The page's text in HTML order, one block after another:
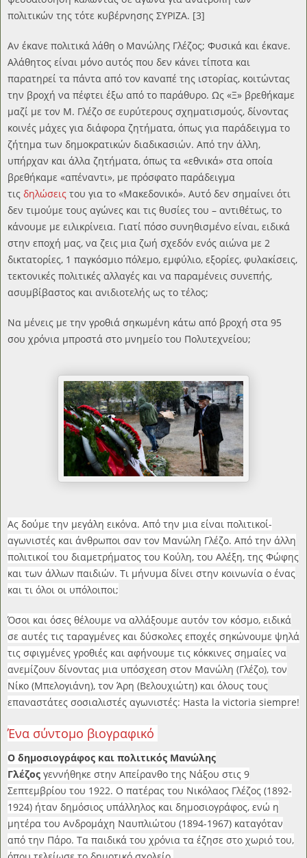
πολιτικών της τότε κυβέρνησης ΣΥΡΙΖΑ. [3]
Αν έκανε πολιτικά λάθη ο Μανώλης Γλέζος; Φυσικά και έκανε.
Αλάθητος είναι μόνο αυτός που δεν κάνει τίποτα και
παρατηρεί τα πάντα από τον καναπέ της ιστορίας, κοιτώντας
την βροχή να πέφτει έξω από το παράθυρο. Ως «Ξ» βρεθήκαμε
μαζί με τον Μ. Γλέζο σε ευρύτερους σχηματισμούς, δίνοντας
κοινές μάχες για διάφορα ζητήματα, όπως για παράδειγμα το
ζήτημα των δημοκρατικών διαδικασιών. Από την άλλη,
υπήρχαν και άλλα ζητήματα, όπως τα «εθνικά» στα οποία
βρεθήκαμε «απέναντι», με πρόσφατο παράδειγμα
τις δηλώσεις του για το «Μακεδονικό». Αυτό δεν σημαίνει ότι
δεν τιμούμε τους αγώνες και τις θυσίες του – αντιθέτως, το
κάνουμε με ειλικρίνεια. Γιατί πόσο συνηθισμένο είναι, ειδικά
στην εποχή μας, να ζεις μια ζωή σχεδόν ενός αιώνα με 2
δικτατορίες, 1 παγκόσμιο πόλεμο, εμφύλιο, εξορίες, φυλακίσεις,
τεκτονικές πολιτικές αλλαγές και να παραμένεις συνεπής,
ασυμβίβαστος και ανιδιοτελής ως το τέλος;
Να μένεις με την γροθιά σηκωμένη κάτω από βροχή στα 95
σου χρόνια μπροστά στο μνημείο του Πολυτεχνείου;
Ας δούμε την μεγάλη εικόνα. Από την μια είναι πολιτικοί-
αγωνιστές και άνθρωποι σαν τον Μανώλη Γλέζο. Από την άλλη
πολιτικοί του διαμετρήματος του Κούλη, του Αλέξη, της Φώφης
και των άλλων παιδιών. Τι μήνυμα δίνει στην κοινωνία ο ένας
και τι όλοι οι υπόλοιποι;
Όσοι και όσες θέλουμε να αλλάξουμε αυτόν τον κόσμο, ειδικά
σε αυτές τις ταραγμένες και δύσκολες εποχές σηκώνουμε ψηλά
τις σφιγμένες γροθιές και αφήνουμε τις κόκκινες σημαίες να
ανεμίζουν δίνοντας μια υπόσχεση στον Μανώλη (Γλέζο), τον
Νίκο (Μπελογιάνη), τον Άρη (Βελουχιώτη) και όλους τους
επαναστάτες σοσιαλιστές αγωνιστές: Hasta la victoria siempre!
Ένα σύντομο βιογραφικό
Ο δημοσιογράφος και πολιτικός Μανώλης
Γλέζος γεννήθηκε στην Απείρανθο της Νάξου στις 9
Σεπτεμβρίου του 1922. Ο πατέρας του Νικόλαος Γλέζος (1892-
1924) ήταν δημόσιος υπάλληλος και δημοσιογράφος, ενώ η
μητέρα του Ανδρομάχη Ναυπλιώτου (1894-1967) καταγόταν
από την Πάρο. Τα παιδικά του χρόνια τα έζησε στο χωριό του,